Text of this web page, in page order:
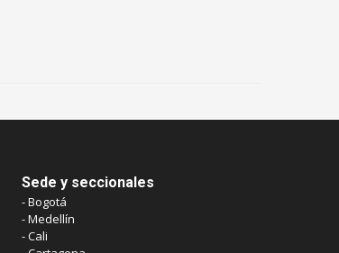
Sede y seccionales
- Bogotá
- Medellín
- Cali